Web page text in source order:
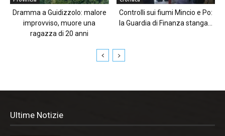
Dramma a Guidizzolo: malore
improvviso, muore una
ragazza di 20 anni
Controlli sui fiumi Mincio e Po:
la Guardia di Finanza stanga...
Ultime Notizie